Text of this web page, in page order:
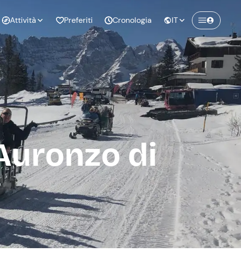
di
coppia
Compleanno
Addio al
celibato
Addio al
nubilato
Attività Preferiti Cronologia IT
di
Crea un account Freedome
Unisciti a una community di avventurieri
come te e colleziona ricordi indimenticabili!
Continua con l'email